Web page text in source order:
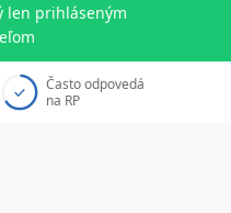
len prihláseným
Často odpovedá
na RP